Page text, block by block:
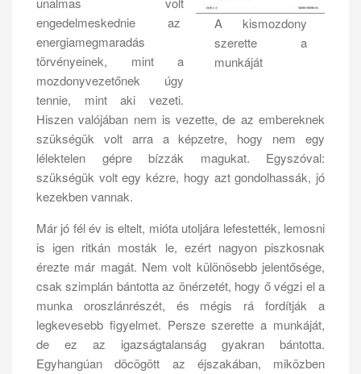
A kismozdony
szerette a
munkáját
engedelmeskednie az
energiamegmaradás
törvényeinek, mint a
mozdonyvezetőnek úgy
tennie, mint aki vezeti.
Hiszen valójában nem is vezette, de az embereknek
szükségük volt arra a képzetre, hogy nem egy
lélektelen gépre bízzák magukat. Egyszóval:
szükségük volt egy kézre, hogy azt gondolhassák, jó
kezekben vannak.
Már jó fél év is eltelt, mióta utoljára lefestették, lemosni
is igen ritkán mosták le, ezért nagyon piszkosnak
érezte már magát. Nem volt különösebb jelentősége,
csak szimplán bántotta az önérzetét, hogy ő végzi el a
munka oroszlánrészét, és mégis rá fordítják a
legkevesebb figyelmet. Persze szerette a munkáját,
de ez az igazságtalanság gyakran bántotta.
Egyhangúan döcögött az éjszakában, miközben